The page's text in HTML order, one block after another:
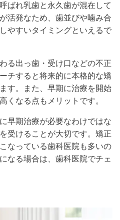
ばれ乳歯と永久歯が混在して
活発なため、歯並びや噛み合
やすいタイミングといえるで
る出っ歯・受け口などの不正
チすると将来的に本格的な矯
す。また、早期に治療を開始
くなる点もメリットです。
早期治療が必要なわけではな
受けることが大切です。矯正
なっている歯科医院も多いの
なる場合は、歯科医院でチェ